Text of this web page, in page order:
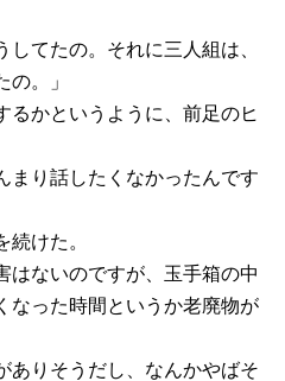
してたの。それに三人組は、
。」
るかというように、前足のヒ
まり話したくなかったんです
続けた。
はないのですが、玉手箱の中
なった時間というか老廃物が
ありそうだし、なんかやばそ